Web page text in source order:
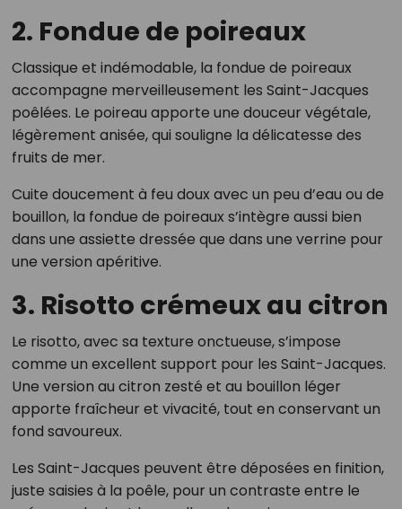
2. Fondue de poireaux
Classique et indémodable, la fondue de poireaux
accompagne merveilleusement les Saint-Jacques
poêlées. Le poireau apporte une douceur végétale,
légèrement anisée, qui souligne la délicatesse des
fruits de mer.
Cuite doucement à feu doux avec un peu d’eau ou de
bouillon, la fondue de poireaux s’intègre aussi bien
dans une assiette dressée que dans une verrine pour
une version apéritive.
3. Risotto crémeux au citron
Le risotto, avec sa texture onctueuse, s’impose
comme un excellent support pour les Saint-Jacques.
Une version au citron zesté et au bouillon léger
apporte fraîcheur et vivacité, tout en conservant un
fond savoureux.
Les Saint-Jacques peuvent être déposées en finition,
juste saisies à la poêle, pour un contraste entre le